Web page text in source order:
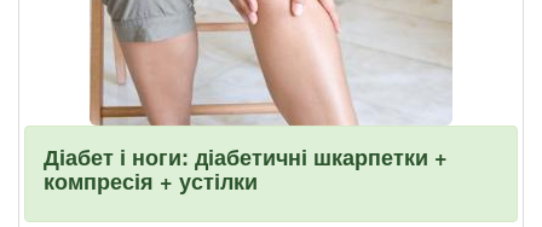
Діабет і ноги: діабетичні шкарпетки +
компресія + устілки